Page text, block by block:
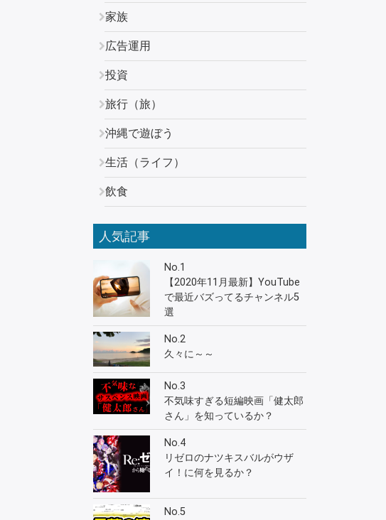
家族
広告運用
投資
旅行（旅）
沖縄で遊ぼう
生活（ライフ）
飲食
人気記事
No.1
【2020年11月最新】YouTube
で最近バズってるチャンネル5
選
No.2
久々に～～
No.3
不気味すぎる短編映画「健太郎
さん」を知っているか？
No.4
リゼロのナツキスバルがウザ
イ！に何を見るか？
No.5